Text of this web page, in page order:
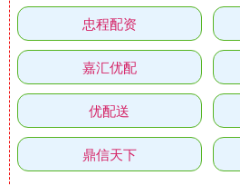
忠程配资
嘉汇优配
优配送
鼎信天下